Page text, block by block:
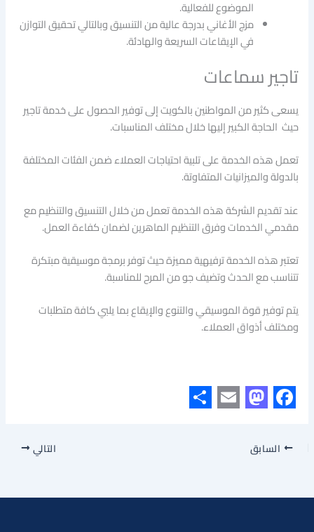
الموضوع للفعالية.
مزج الأغاني بدرجة عالية من التنسيق وبالتالي تحقيق التوازن
في الإيقاعات السريعة والهادئة.
تاجير سماعات
يسعى كثير من المواطنين بالكويت إلى توفير الحصول على خدمة تاجير
حيث الحاجة الكبير إليها خلال مختلف المناسبات.
تعمل هذه الخدمة على تلبية احتياجات العملاء ضمن الفئات المختلفة
بالدولة والميزانيات المتفاوتة.
عند تقديم الشركة هذه الخدمة تعمل من خلال التنسيق والتنظيم مع
مقدمي الخدمات وفرق التنظيم الماهرين لضمان كفاءة العمل.
تعتبر هذه الخدمة ترفيهية مميزة حيث توفر برمجة موسيقية مبتكرة
تتناسب مع الحدث وتضيف جو من المرح للمناسبة.
يتم توفير قوة الموسيقي والتنوع والإيقاع بما يلبي كافة متطلبات
ومختلف أذواق العملاء.
F
a
e
b
M
a
s
t
o
E
i
l
S
r
e
السابق التالي